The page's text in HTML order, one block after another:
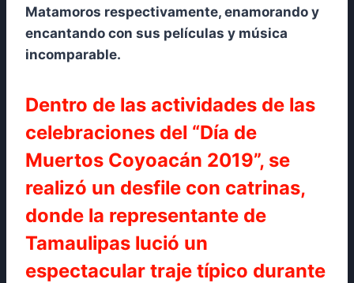
Matamoros respectivamente, enamorando y
encantando con sus películas y música
incomparable.
Dentro de las actividades de las
celebraciones del “Día de
Muertos Coyoacán 2019”, se
realizó un desfile con catrinas,
donde la representante de
Tamaulipas lució un
espectacular traje típico durante